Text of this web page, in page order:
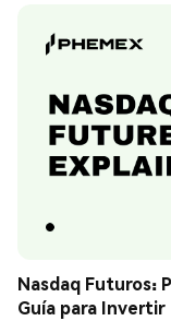
Nasdaq Futuros:
Guía para Invertir